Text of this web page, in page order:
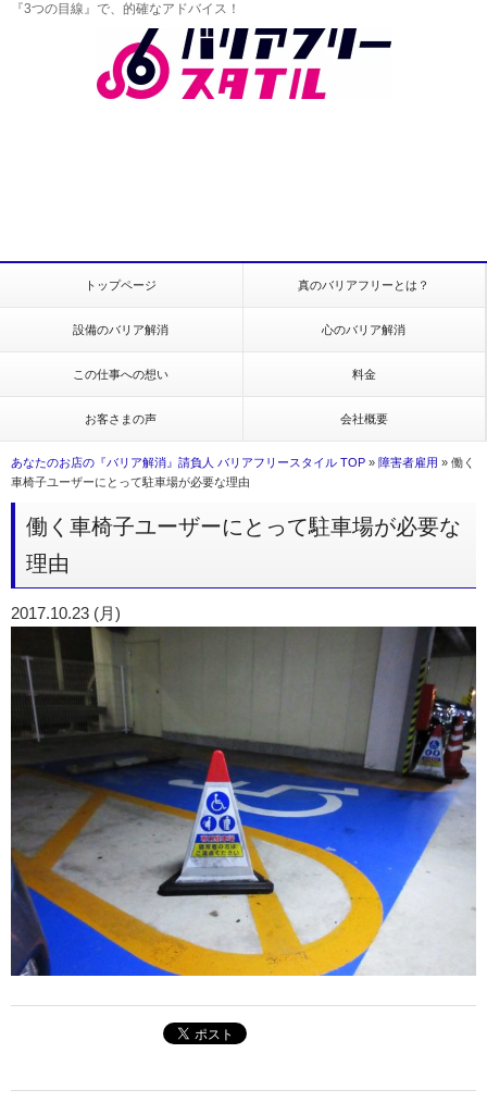
『3つの目線』で、的確なアドバイス！
トップページ 真のバリアフリーとは？
設備のバリア解消 心のバリア解消
この仕事への想い 料金
お客さまの声 会社概要
あなたのお店の『バリア解消』請負人 バリアフリースタイル TOP » 障害者雇用 » 働く
車椅子ユーザーにとって駐車場が必要な理由
働く車椅子ユーザーにとって駐車場が必要な
理由
2017.10.23 (月)